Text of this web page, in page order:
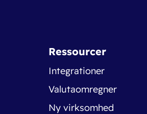
Ressourcer
Integrationer
Valutaomregner
Ny virksomhed